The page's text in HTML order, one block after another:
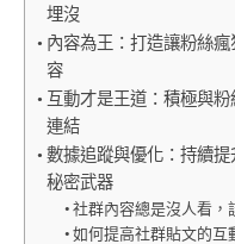
埋沒
內容為王：打造讓粉絲瘋
容
互動才是王道：積極與
連結
數據追蹤與優化：持續提
秘密武器
社群內容總是沒人看，
如何提高社群貼文的互